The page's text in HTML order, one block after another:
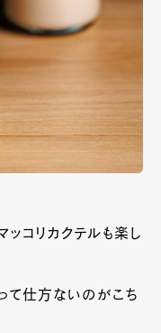
ッコリカクテルも楽し
て仕方ないのがこち